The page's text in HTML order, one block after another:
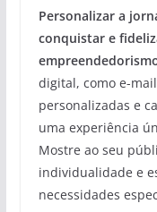
Personalizar a
conquistar e
digital, como e-
personalizadas e
uma experiência
Mostre ao seu
individualidade e
necessidades